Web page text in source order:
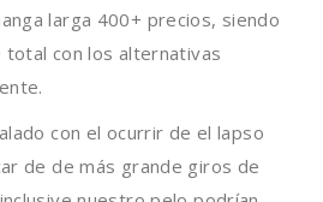
larga 400+ precios, siendo
total con los alternativas
con el ocurrir de el lapso
de de más grande giros de